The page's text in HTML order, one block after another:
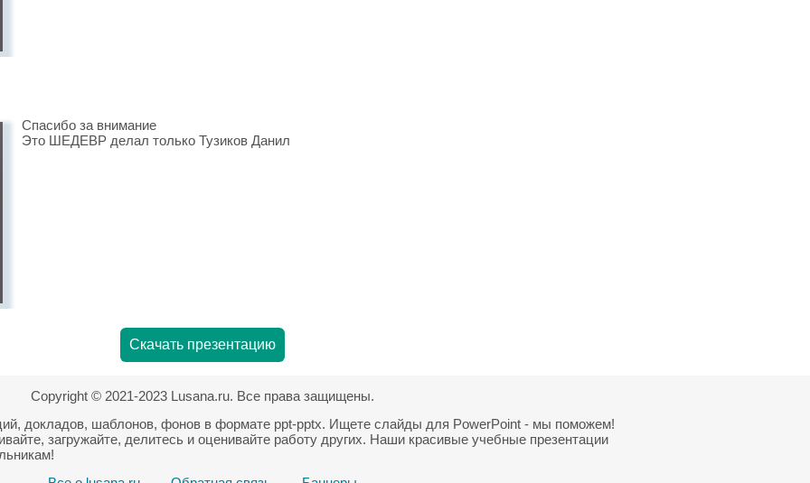
Спасибо за внимание
Это ШЕДЕВР делал только Тузиков Данил
Скачать презентацию
Copyright © 2021-2023 Lusana.ru. Все права защищены.
докладов, шаблонов, фонов в формате ppt-pptx. Ищете слайды для PowerPoint - мы поможем!
загружайте, делитесь и оценивайте работу других. Наши красивые учебные презентации